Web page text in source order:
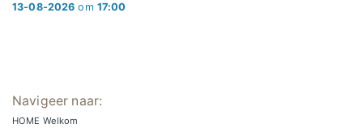
13-08-2026 om 17:00
Navigeer naar:
HOME Welkom